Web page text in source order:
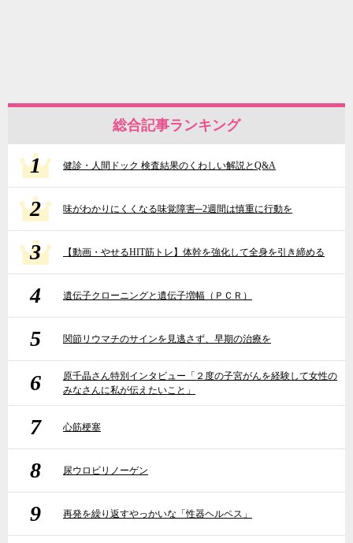
総合記事ランキング
1 健診・人間ドック 検査結果のくわしい解説とQ&A
2 味がわかりにくくなる味覚障害─2週間は慎重に行動を
3 【動画・やせるHIT筋トレ】体幹を強化して全身を引き締める
4 遺伝子クローニングと遺伝子増幅（ＰＣＲ）
5 関節リウマチのサインを見逃さず、早期の治療を
6
原千晶さん特別インタビュー「２度の子宮がんを経験して女性の
みなさんに私が伝えたいこと」
7 心筋梗塞
8 尿ウロビリノーゲン
9 再発を繰り返すやっかいな「性器ヘルペス」